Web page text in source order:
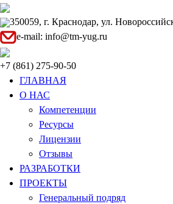
350059, г. Краснодар, ул.
e-mail: info@tm-yug.ru
+7 (861) 275-90-50
ГЛАВНАЯ
О НАС
Компетенции
Ресурсы
Лицензии
Отзывы
РАЗРАБОТКИ
ПРОЕКТЫ
Генеральный подряд